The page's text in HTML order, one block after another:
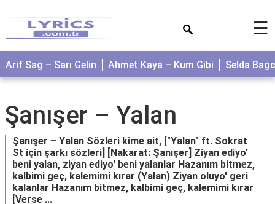
☰
Arif Sağ – Sarı Gelin Ahmet Kaya – Kum Gibi Selda
Şanışer – Yalan
Şanışer – Yalan Sözleri kime ait, ["Yalan" ft. Sokrat
St için şarkı sözleri] [Nakarat: Şanışer] Ziyan ediyo'
beni yalan, ziyan ediyo' beni yalanlar Hazanım bitmez,
kalbimi geç, kalemimi kırar (Yalan) Ziyan oluyo' geri
kalanlar Hazanım bitmez, kalbimi geç, kalemimi kırar
[Verse ...